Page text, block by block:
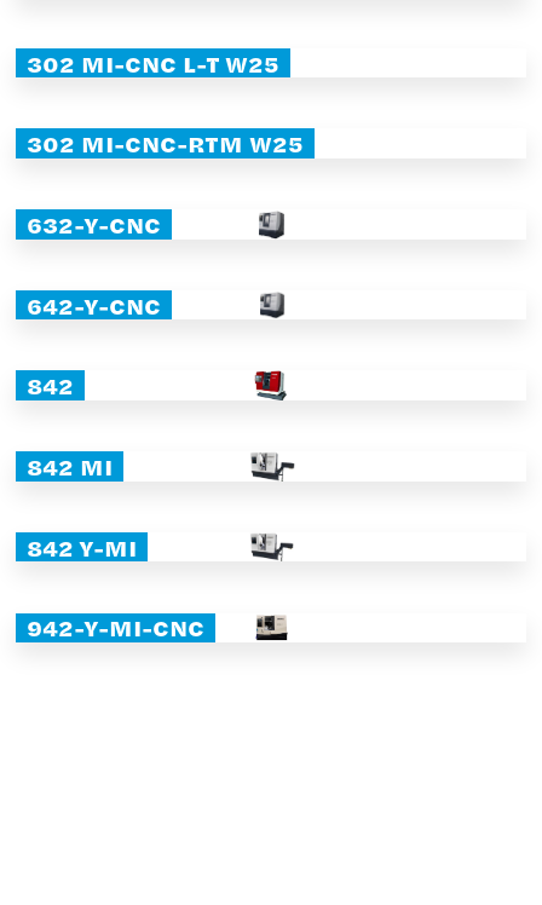
302 MI-CNC L-T W25
302 MI-CNC-RTM W25
632-Y-CNC
642-Y-CNC
842
842 MI
842 Y-MI
942-Y-MI-CNC